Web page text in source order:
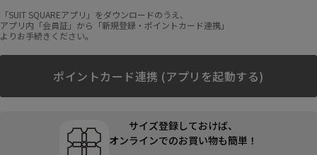
「SUIT SQUAREアプリ」をダウンロードのうえ、
アプリ内「会員証」から「新規登録・ポイントカード連携」
よりお手続きください。
ポイントカード連携 (アプリを起動する)
サイズ登録しておけば、
オンラインでのお買い物も簡単！